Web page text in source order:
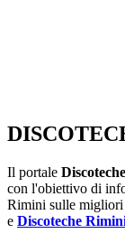
Il portale
con l'obiettivo di
Rimini sulle migliori
e Discoteche